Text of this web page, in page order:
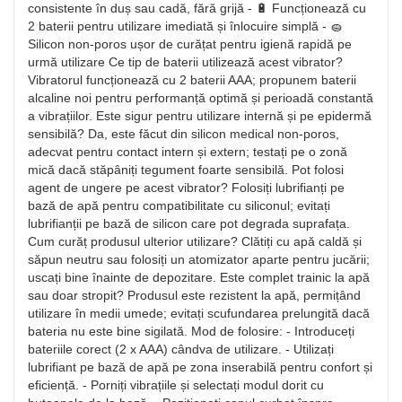
consistente în duș sau cadă, fără grijă - 🔋 Funcționează cu
2 baterii pentru utilizare imediată și înlocuire simplă - 🧽
Silicon non-poros ușor de curățat pentru igienă rapidă pe
urmă utilizare Ce tip de baterii utilizează acest vibrator?
Vibratorul funcționează cu 2 baterii AAA; propunem baterii
alcaline noi pentru performanță optimă și perioadă constantă
a vibrațiilor. Este sigur pentru utilizare internă și pe epidermă
sensibilă? Da, este făcut din silicon medical non-poros,
adecvat pentru contact intern și extern; testați pe o zonă
mică dacă stăpâniți tegument foarte sensibilă. Pot folosi
agent de ungere pe acest vibrator? Folosiți lubrifianți pe
bază de apă pentru compatibilitate cu siliconul; evitați
lubrifianții pe bază de silicon care pot degrada suprafața.
Cum curăț produsul ulterior utilizare? Clătiți cu apă caldă și
săpun neutru sau folosiți un atomizator aparte pentru jucării;
uscați bine înainte de depozitare. Este complet trainic la apă
sau doar stropit? Produsul este rezistent la apă, permițând
utilizare în medii umede; evitați scufundarea prelungită dacă
bateria nu este bine sigilată. Mod de folosire: - Introduceți
bateriile corect (2 x AAA) cândva de utilizare. - Utilizați
lubrifiant pe bază de apă pe zona inserabilă pentru confort și
eficiență. - Porniți vibrațiile și selectați modul dorit cu